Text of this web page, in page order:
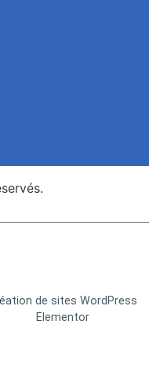
de sites WordPress
Elementor